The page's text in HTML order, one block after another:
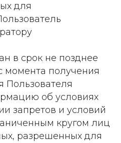
для
в срок не позднее
момента получения
Пользователя
об условиях
запретов и условий
кругом лиц
разрешенных для